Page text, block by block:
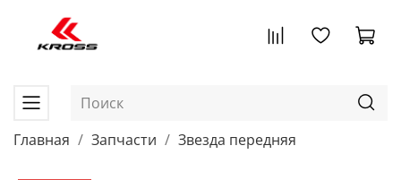
Главная Запчасти Звезда передняя